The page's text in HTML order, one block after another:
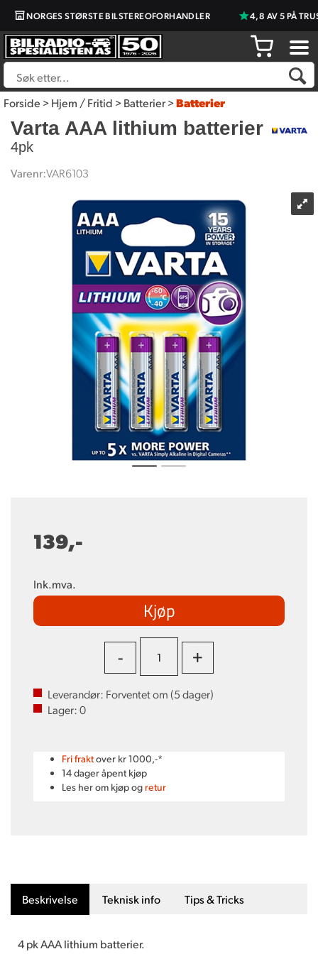
NORGES STØRSTE BILSTEREOFORHANDLER 4,8 AV 5 PÅ
Forside>Hjem / Fritid>Batterier>Batterier
Varta AAA lithium batterier
4pk
Varenr:VAR6103
139,-
Ink.mva.
Kjøp
- +
Leverandør: Forventet om (5dager)
Lager:0
Fri fraktover kr 1000,-*
14 dager åpent kjøp
Les her om kjøp og retur
Beskrivelse Teknisk info Tips & Tricks
4 pk AAA lithium batterier.